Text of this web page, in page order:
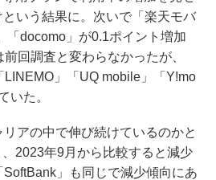
いう結果に。次いで「楽天モバ
「docomo」が0.1ポイント増加
回調査と変わらなかったが、
LINEMO」「UQ mobile」「Y!mo
いた。
リアの中で伸び続けているのかと
2023年9月から比較すると減少
」も同じで減少傾向にあ